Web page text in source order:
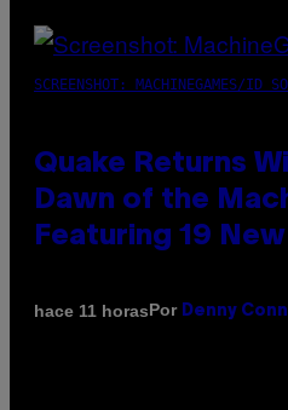
SCREENSHOT: MACHINEGAMES/ID
Quake Returns
Dawn of the
Featuring 19
hace 11 horasPor Denny